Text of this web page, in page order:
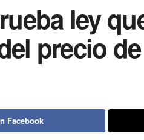
ley
precio
Facebook